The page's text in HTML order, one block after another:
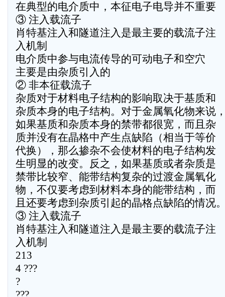
在典型的电介质中，本征电子电导并不重要
③ 注入载流子
肖特基注入和隧道注入是最主要的载流子注
入机制
电介质中参与电流传导的可动电子和空穴
主要是由杂质引入的
② 非本征载流子
杂质对于材料电子结构的影响取决于基质和
杂质本身的电子结构。对于金属氧化物来说
如果基质和杂质本身的禁带都很宽，而且杂
质并没有在晶格中产生点缺陷（相当于等价
代换），那么掺杂不会使材料的电子结构发
生明显的改变。反之，如果基质或者杂质是
禁带比较窄、能带结构复杂的过渡金属氧化
物，不仅要考虑到材料本身的能带结构，而
且还要考虑到杂质引起的晶格点缺陷的情况
③ 注入载流子
肖特基注入和隧道注入是最主要的载流子注
入机制
213
4 ???
?
???